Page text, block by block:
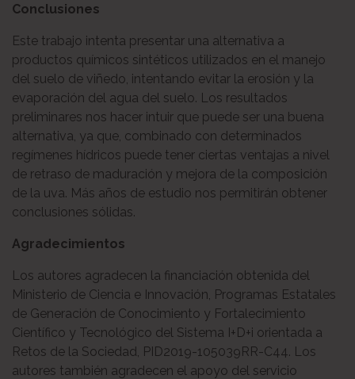
Conclusiones
Este trabajo intenta presentar una alternativa a
productos químicos sintéticos utilizados en el manejo
del suelo de viñedo, intentando evitar la erosión y la
evaporación del agua del suelo. Los resultados
preliminares nos hacer intuir que puede ser una buena
alternativa, ya que, combinado con determinados
regímenes hídricos puede tener ciertas ventajas a nivel
de retraso de maduración y mejora de la composición
de la uva. Más años de estudio nos permitirán obtener
conclusiones sólidas.
Agradecimientos
Los autores agradecen la financiación obtenida del
Ministerio de Ciencia e Innovación, Programas Estatales
de Generación de Conocimiento y Fortalecimiento
Científico y Tecnológico del Sistema I+D+i orientada a
Retos de la Sociedad, PID2019-105039RR-C44. Los
autores también agradecen el apoyo del servicio